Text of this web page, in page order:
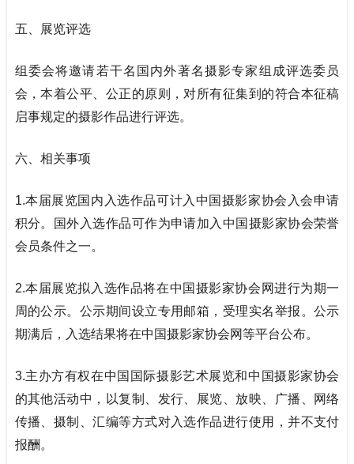
五、展览评选
组委会将邀请若干名国内外著名摄影专家组成评选委员
会，本着公平、公正的原则，对所有征集到的符合本征稿
启事规定的摄影作品进行评选。
六、相关事项
1.本届展览国内入选作品可计入中国摄影家协会入会申请
积分。国外入选作品可作为申请加入中国摄影家协会荣誉
会员条件之一。
2.本届展览拟入选作品将在中国摄影家协会网进行为期一
周的公示。公示期间设立专用邮箱，受理实名举报。公示
期满后，入选结果将在中国摄影家协会网等平台公布。
3.主办方有权在中国国际摄影艺术展览和中国摄影家协会
的其他活动中，以复制、发行、展览、放映、广播、网络
传播、摄制、汇编等方式对入选作品进行使用，并不支付
报酬。